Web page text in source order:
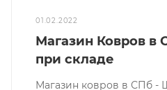
01.02.2022
Магазин Ковров
при складе
Магазин ковров в СПб -